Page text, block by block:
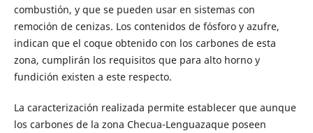
combustión, y que se pueden usar en sistemas con
remoción de cenizas. Los contenidos de fósforo y azufre,
indican que el coque obtenido con los carbones de esta
zona, cumplirán los requisitos que para alto horno y
fundición existen a este respecto.
La caracterización realizada permite establecer que aunque
los carbones de la zona Checua-Lenguazaque poseen